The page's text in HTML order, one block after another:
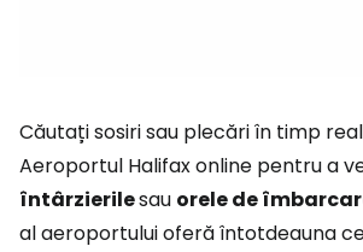
Căutați sosiri sau plecări în timp
Aeroportul Halifax online pentru a
întârzierilesau orele de
al aeroportului oferă întotdeauna